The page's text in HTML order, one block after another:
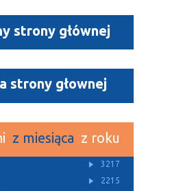
strony głównej
strony głownej
z miesiąca z roku
3217
2215